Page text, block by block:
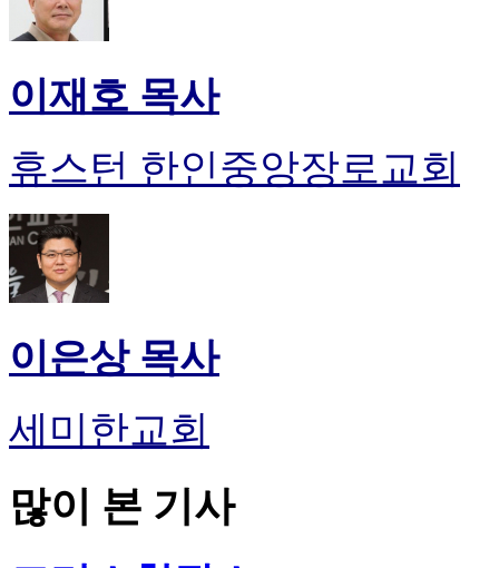
이재호 목사
휴스턴 한인중앙장로교회
이은상 목사
세미한교회
많이 본 기사